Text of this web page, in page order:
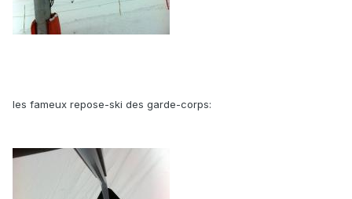
les fameux repose-ski des garde-corps: